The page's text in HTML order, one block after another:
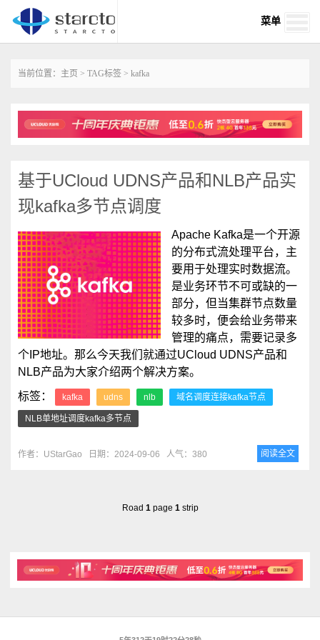
菜单
当前位置： 主页 > TAG标签 > kafka
基于UCloud UDNS产品和NLB产品实
现kafka多节点调度
‌‌Apache ‌Kafka是一个开源
的分布式流处理平台，主
要用于处理实时数据流。‌
是业务环节不可或缺的一
部分，但当集群节点数量
较多时，便会给业务带来
管理的痛点，需要记录多
个IP地址。那么今天我们就通过UCloud UDNS产品和
NLB产品为大家介绍两个解决方案。
标签：
kafka udns nlb 域名调度连接kafka节点
NLB单地址调度kafka多节点
作者：UStarGao 日期：2024-09-06 人气：380 阅读全文
Road 1page 1strip